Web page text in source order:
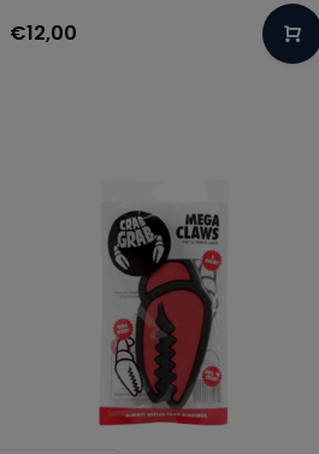
€12,00